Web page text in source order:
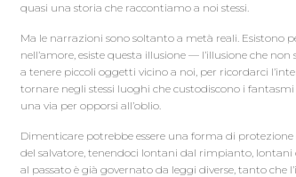
quasi una storia che raccontiamo a noi stessi.
Ma le narrazioni sono soltanto a metà reali. Esistono
nell’amore, esiste questa illusione — l’illusione che
a tenere piccoli oggetti vicino a noi, per ricordarci
tornare negli stessi luoghi che custodiscono i fantasmi
una via per opporsi all’oblio.
Dimenticare potrebbe essere una forma di
del salvatore, tenendoci lontani dal rimpianto,
al passato è già governato da leggi diverse, tanto che